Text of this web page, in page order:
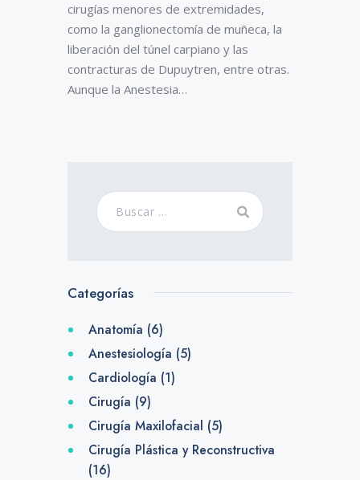
cirugías menores de extremidades,
como la ganglionectomía de muñeca, la
liberación del túnel carpiano y las
contracturas de Dupuytren, entre otras.
Aunque la Anestesia…
Categorías
Anatomía (6)
Anestesiología (5)
Cardiología (1)
Cirugía (9)
Cirugía Maxilofacial (5)
Cirugía Plástica y Reconstructiva
(16)